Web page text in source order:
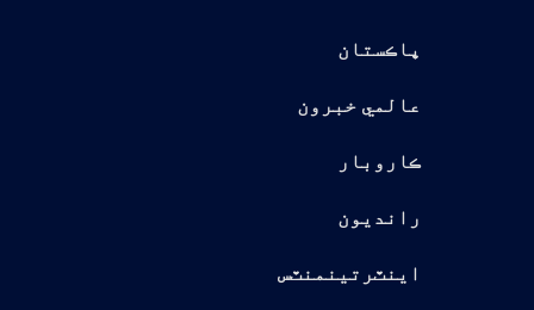
پاڪستان
عالمي خبرون
ڪاروبار
رانديون
اينٽرتينمنٽس